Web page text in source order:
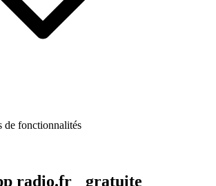
de fonctionnalités
radio.fr gratuite